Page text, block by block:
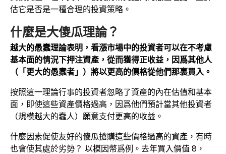
估它是否是一種合理的投資策略。
什麼是大傻瓜理論？
越大的愚蠢理論表明，看漲市場中的投資者可以在不考慮
基本面的情況下押注資產，從而獲得正收益，因爲其他人
（「更大的愚蠢者」）將以更高的價格從他們那裏買入。
按照這一理論行事的投資者忽略了資產的內在估值和基本
面，即使這些資產價格過高，因爲他們預計當其他投資者
（規模越大的蠢人）願意支付更高的收益。
什麼因素促使友好的傻瓜搶購這些價格過高的資產，有時
也會使其處於劣勢？ 以模因幣爲例。去年買入價值 8，